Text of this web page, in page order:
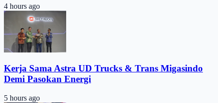
4 hours ago
Kerja Sama Astra UD Trucks & Trans Migasindo
Demi Pasokan Energi
5 hours ago